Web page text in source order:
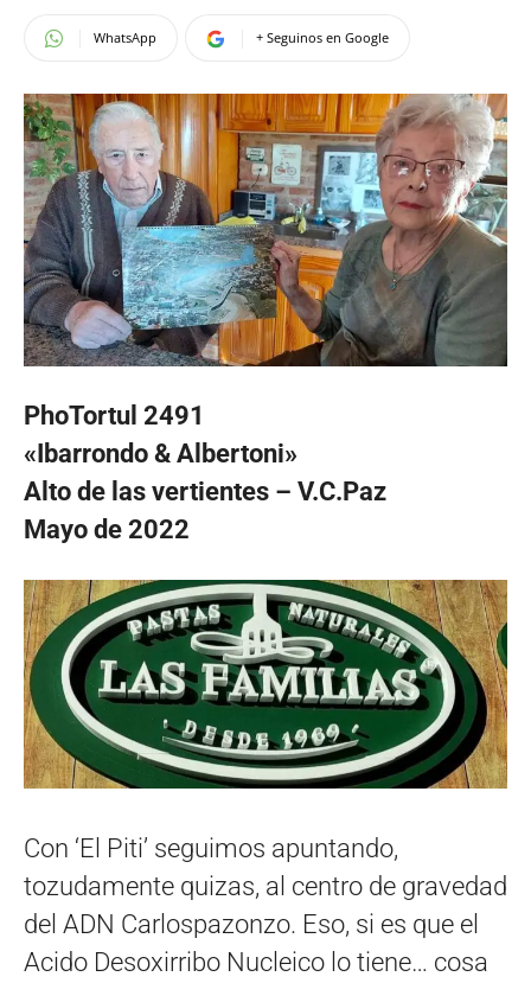
WhatsApp + Seguinos en Google
PhoTortul 2491
«Ibarrondo & Albertoni»
Alto de las vertientes – V.C.Paz
Mayo de 2022
Con ‘El Piti’ seguimos apuntando,
tozudamente quizas, al centro de gravedad
del ADN Carlospazonzo. Eso, si es que el
Acido Desoxirribo Nucleico lo tiene… cosa